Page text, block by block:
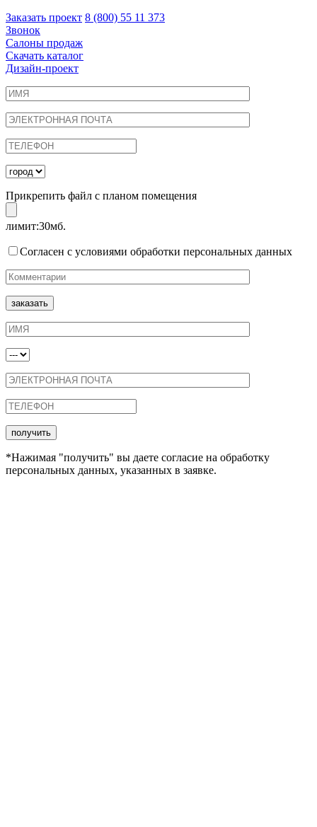
Заказать проект 8 (800) 55 11 373
Звонок
Салоны продаж
Скачать каталог
Дизайн-проект
Прикрепить файл с планом помещения
лимит:30мб.
Согласен с условиями обработки персональных данных
*Нажимая "получить" вы даете согласие на обработку
персональных данных, указанных в заявке.